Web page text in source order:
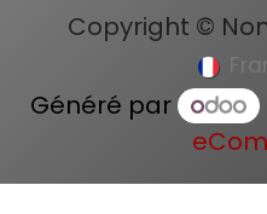
Copyright ©
Généré par